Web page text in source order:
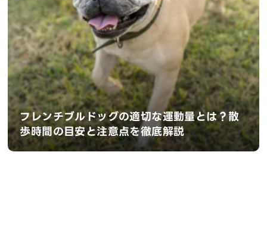
フレンチブルドッグの適切な運動量とは？散
歩時間の目安と注意点を徹底解説